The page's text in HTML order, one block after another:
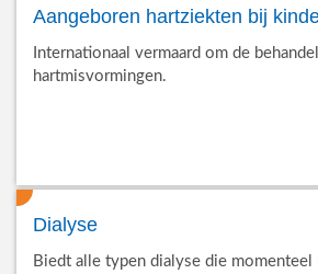
Aangeboren hartziekten bij
Internationaal vermaard om de
hartmisvormingen.
Dialyse
Biedt alle typen dialyse die momenteel